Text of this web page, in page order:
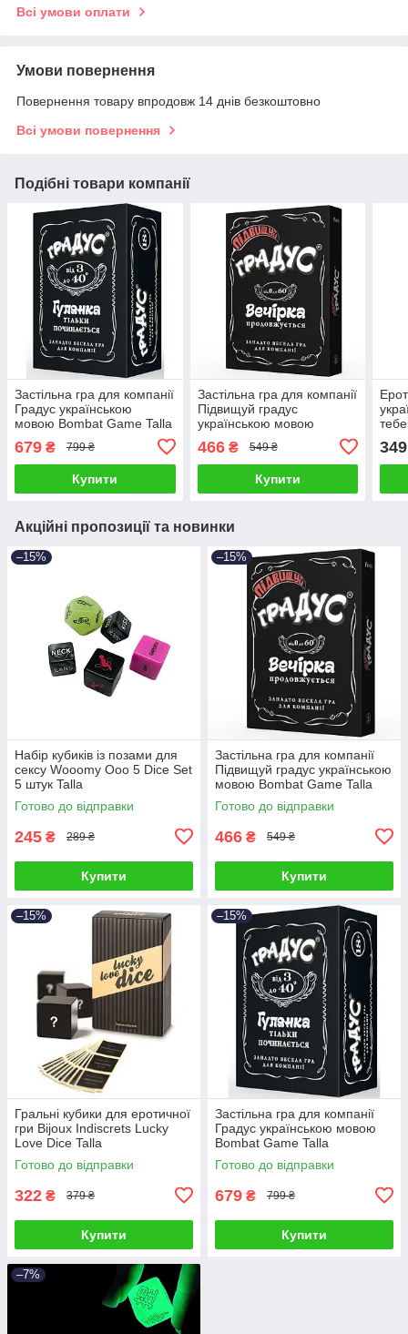
Всі умови оплати
Умови повернення
Повернення товару впродовж 14 днів безкоштовно
Всі умови повернення
Подібні товари компанії
Застільна гра для компанії
Градус українською
мовою Bombat Game Talla
679 ₴ 799 ₴
Купити
Застільна гра для компанії
Підвищуй градус
українською мовою
466₴ 549 ₴
Купити
349
Акційні пропозиції та новинки
–15%
Набір кубиків із позами для
сексу Wooomy Ooo 5 Dice Set
5 штук Talla
Готово до відправки
245 ₴ 289 ₴
Купити
–15%
Застільна гра для компанії
Підвищуй градус українською
мовою Bombat Game Talla
Готово до відправки
466 ₴ 549 ₴
Купити
–15%
Гральні кубики для еротичної
гри Bijoux Indiscrets Lucky
Love Dice Talla
Готово до відправки
322 ₴ 379 ₴
Купити
–15%
Застільна гра для компанії
Градус українською мовою
Bombat Game Talla
Готово до відправки
679 ₴ 799 ₴
Купити
–7%